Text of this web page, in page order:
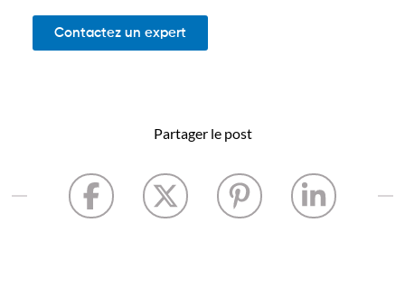
Contactez un expert
Partager le post